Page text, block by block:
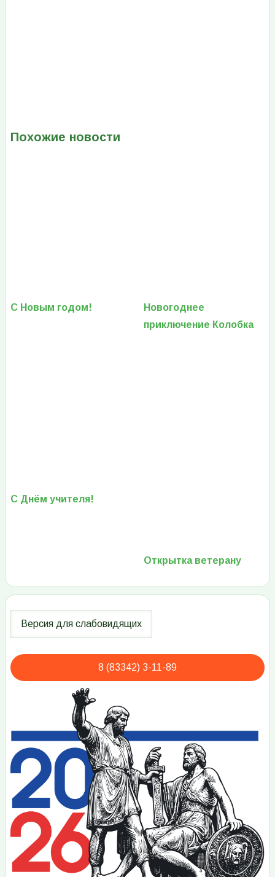
Похожие новости
С Новым годом!
Новогоднее
приключение Колобка
С Днём учителя!
Открытка ветерану
8 (83342) 3-11-89